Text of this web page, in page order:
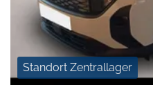
Standort Zentrallager